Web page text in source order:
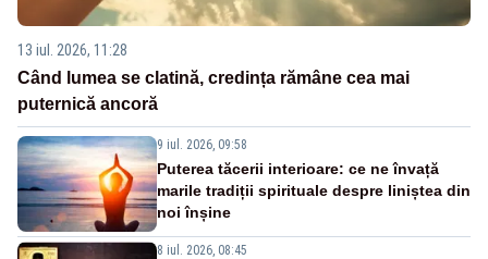
13 iul. 2026, 11:28
Când lumea se clatină, credința rămâne cea mai
puternică ancoră
9 iul. 2026, 09:58
Puterea tăcerii interioare: ce ne învață
marile tradiții spirituale despre liniștea din
noi înșine
8 iul. 2026, 08:45